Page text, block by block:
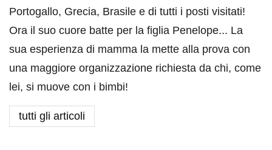
Portogallo, Grecia, Brasile e di tutti i posti visitati!
Ora il suo cuore batte per la figlia Penelope... La
sua esperienza di mamma la mette alla prova con
una maggiore organizzazione richiesta da chi, come
lei, si muove con i bimbi!
tutti gli articoli